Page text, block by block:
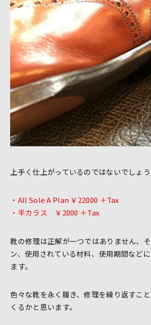
上手く仕上がっているのではないでしょう
・All Sole A Plan ￥22000 ＋Tax
・半カラス ￥2000 ＋Tax
靴の修理は正解が一つではありません、
ン、使用されている材料、使用期間など
ます。
色々な靴を永く履き、修理を繰り返すこ
くるかと思います。